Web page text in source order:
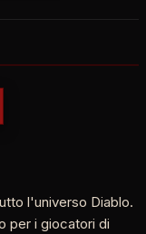
l'universo Diablo.
per i giocatori di